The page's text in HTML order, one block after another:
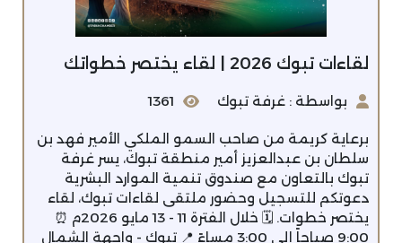
لقاءات تبوك 2026 | لقاء يختصر خطواتك
بواسطة : غرفة تبوك 1361
برعاية كريمة من صاحب السمو الملكي الأمير فهد بن
سلطان بن عبدالعزيز أمير منطقة تبوك، يسر غرفة
تبوك بالتعاون مع صندوق تنمية الموارد البشرية
دعوتكم للتسجيل وحضور ملتقى لقاءات تبوك، لقاء
يختصر خطوات. 🗓 خلال الفترة 11 - 13 مايو 2026م ⏰
9:00 صباحاً إلى 3:00 مساءً 📍 تبوك - واجهة الشمال